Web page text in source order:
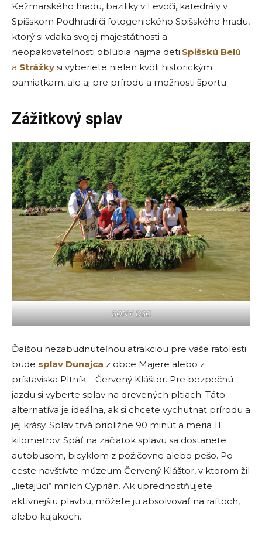
Kežmarského hradu, baziliky v Levoči, katedrály v
Spišskom Podhradí či fotogenického Spišského hradu,
ktorý si vďaka svojej majestátnosti a
neopakovateľnosti obľúbia najmä deti.Spišskú Belú
a Strážky si vyberiete nielen kvôli historickým
pamiatkam, ale aj pre prírodu a možnosti športu.
Zážitkový splav
SONY DSC
Ďalšou nezabudnuteľnou atrakciou pre vaše ratolesti
bude splav Dunajca z obce Majere alebo z
prístaviska Pltník – Červený Kláštor. Pre bezpečnú
jazdu si vyberte splav na drevených pltiach. Táto
alternatíva je ideálna, ak si chcete vychutnať prírodu a
jej krásy. Splav trvá približne 90 minút a meria 11
kilometrov. Späť na začiatok splavu sa dostanete
autobusom, bicyklom z požičovne alebo pešo. Po
ceste navštívte múzeum Červený Kláštor, v ktorom žil
„lietajúci“ mních Cyprián. Ak uprednostňujete
aktívnejšiu plavbu, môžete ju absolvovať na raftoch,
alebo kajakoch.